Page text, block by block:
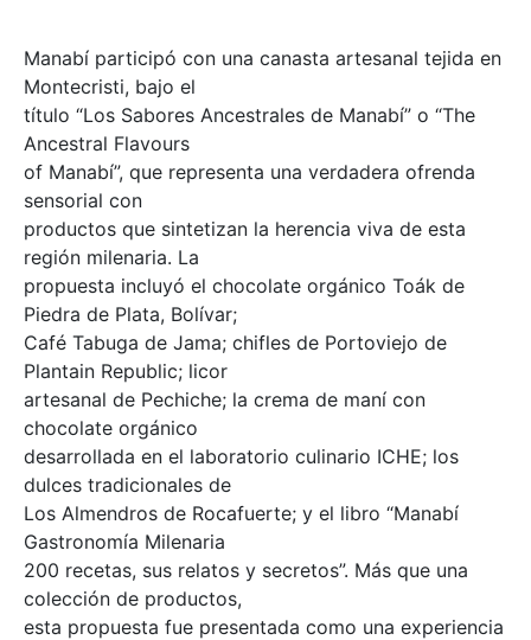
Manabí participó con una canasta artesanal tejida en
Montecristi, bajo el
título “Los Sabores Ancestrales de Manabí” o “The
Ancestral Flavours
of Manabí”, que representa una verdadera ofrenda
sensorial con
productos que sintetizan la herencia viva de esta
región milenaria. La
propuesta incluyó el chocolate orgánico Toák de
Piedra de Plata, Bolívar;
Café Tabuga de Jama; chifles de Portoviejo de
Plantain Republic; licor
artesanal de Pechiche; la crema de maní con
chocolate orgánico
desarrollada en el laboratorio culinario ICHE; los
dulces tradicionales de
Los Almendros de Rocafuerte; y el libro “Manabí
Gastronomía Milenaria
200 recetas, sus relatos y secretos”. Más que una
colección de productos,
esta propuesta fue presentada como una experiencia